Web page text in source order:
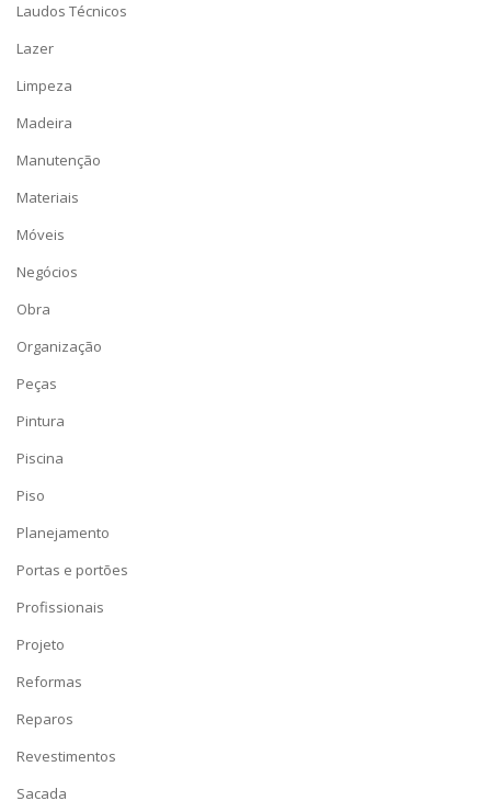
Laudos Técnicos
Lazer
Limpeza
Madeira
Manutenção
Materiais
Móveis
Negócios
Obra
Organização
Peças
Pintura
Piscina
Piso
Planejamento
Portas e portões
Profissionais
Projeto
Reformas
Reparos
Revestimentos
Sacada